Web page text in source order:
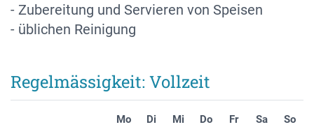
- Zubereitung und Servieren von Speisen
- üblichen Reinigung
Regelmässigkeit: Vollzeit
Mo Di Mi Do Fr Sa So